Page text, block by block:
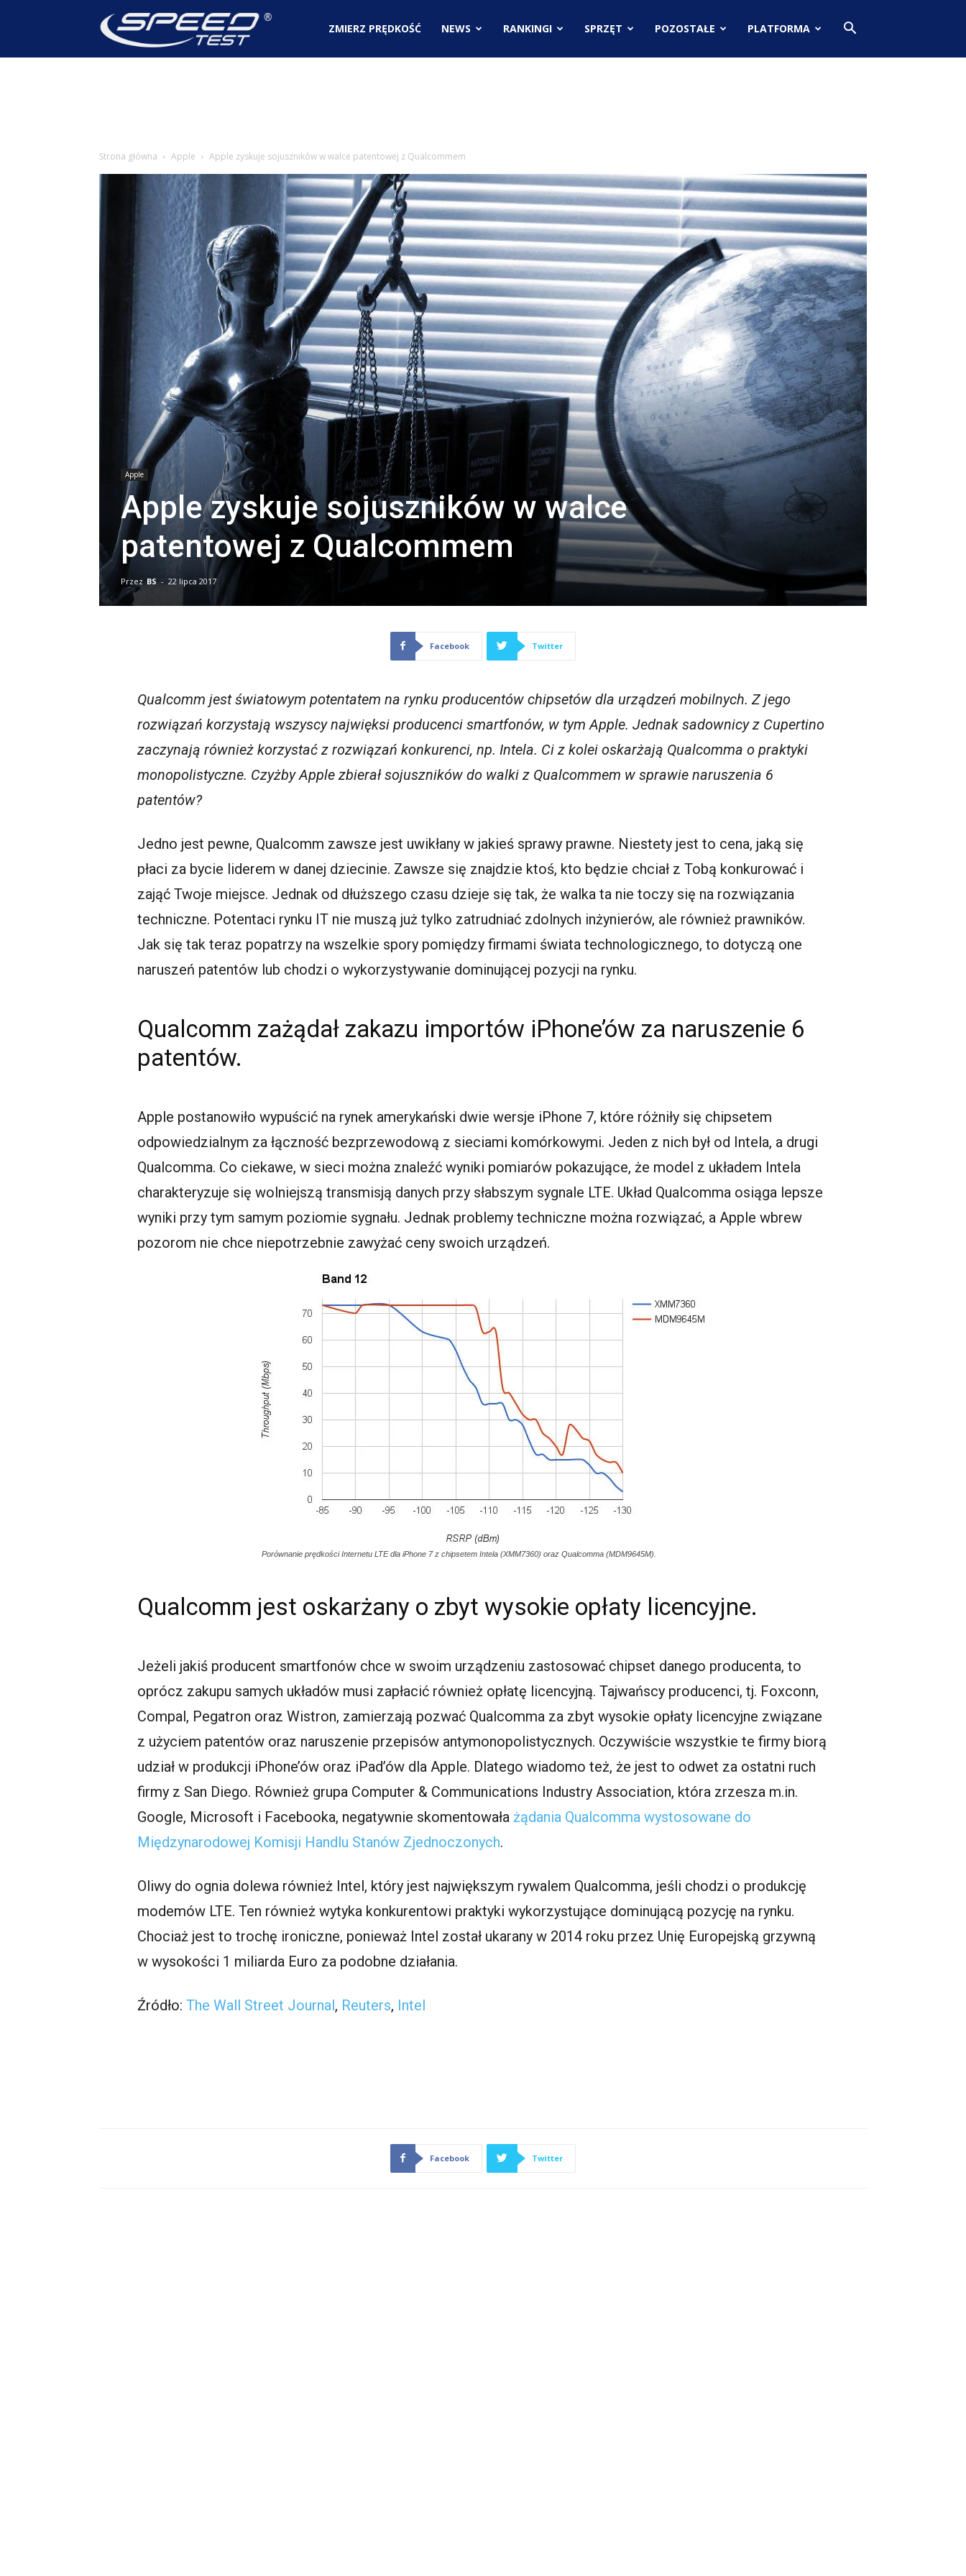
SpeedTest.plZMIERZ PRĘDKOŚĆ NEWS RANKINGI SPRZĘT POZOSTAŁE PLATFORMA
Strona główna Apple Apple zyskuje sojuszników w walce patentowej z Qualcommem
Apple
Apple zyskuje sojuszników w walce
patentowej z Qualcommem
Przez BS - 22 lipca 2017
Facebook Twitter
Qualcomm jest światowym potentatem na rynku producentów chipsetów dla urządzeń mobilnych. Z jego
rozwiązań korzystają wszyscy najwięksi producenci smartfonów, w tym Apple. Jednak sadownicy z Cupertino
zaczynają również korzystać z rozwiązań konkurenci, np. Intela. Ci z kolei oskarżają Qualcomma o praktyki
monopolistyczne. Czyżby Apple zbierał sojuszników do walki z Qualcommem w sprawie naruszenia 6
patentów?
Jedno jest pewne, Qualcomm zawsze jest uwikłany w jakieś sprawy prawne. Niestety jest to cena, jaką się
płaci za bycie liderem w danej dziecinie. Zawsze się znajdzie ktoś, kto będzie chciał z Tobą konkurować i
zająć Twoje miejsce. Jednak od dłuższego czasu dzieje się tak, że walka ta nie toczy się na rozwiązania
techniczne. Potentaci rynku IT nie muszą już tylko zatrudniać zdolnych inżynierów, ale również prawników.
Jak się tak teraz popatrzy na wszelkie spory pomiędzy firmami świata technologicznego, to dotyczą one
naruszeń patentów lub chodzi o wykorzystywanie dominującej pozycji na rynku.
Qualcomm zażądał zakazu importów iPhone’ów za naruszenie 6
patentów.
Apple postanowiło wypuścić na rynek amerykański dwie wersje iPhone 7, które różniły się chipsetem
odpowiedzialnym za łączność bezprzewodową z sieciami komórkowymi. Jeden z nich był od Intela, a drugi
Qualcomma. Co ciekawe, w sieci można znaleźć wyniki pomiarów pokazujące, że model z układem Intela
charakteryzuje się wolniejszą transmisją danych przy słabszym sygnale LTE. Układ Qualcomma osiąga lepsze
wyniki przy tym samym poziomie sygnału. Jednak problemy techniczne można rozwiązać, a Apple wbrew
pozorom nie chce niepotrzebnie zawyżać ceny swoich urządzeń.
Porównanie prędkości Internetu LTE dla iPhone 7 z chipsetem Intela (XMM7360) oraz Qualcomma (MDM9645M).
Qualcomm jest oskarżany o zbyt wysokie opłaty licencyjne.
Jeżeli jakiś producent smartfonów chce w swoim urządzeniu zastosować chipset danego producenta, to
oprócz zakupu samych układów musi zapłacić również opłatę licencyjną. Tajwańscy producenci, tj. Foxconn,
Compal, Pegatron oraz Wistron, zamierzają pozwać Qualcomma za zbyt wysokie opłaty licencyjne związane
z użyciem patentów oraz naruszenie przepisów antymonopolistycznych. Oczywiście wszystkie te firmy biorą
udział w produkcji iPhone’ów oraz iPad’ów dla Apple. Dlatego wiadomo też, że jest to odwet za ostatni ruch
firmy z San Diego. Również grupa Computer & Communications Industry Association, która zrzesza m.in.
Google, Microsoft i Facebooka, negatywnie skomentowała żądania Qualcomma wystosowane do
Międzynarodowej Komisji Handlu Stanów Zjednoczonych.
Oliwy do ognia dolewa również Intel, który jest największym rywalem Qualcomma, jeśli chodzi o produkcję
modemów LTE. Ten również wytyka konkurentowi praktyki wykorzystujące dominującą pozycję na rynku.
Chociaż jest to trochę ironiczne, ponieważ Intel został ukarany w 2014 roku przez Unię Europejską grzywną
w wysokości 1 miliarda Euro za podobne działania.
Źródło:The Wall Street Journal, Reuters, Intel
Facebook Twitter